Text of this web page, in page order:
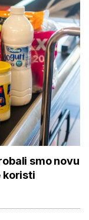
smo novu
koristi